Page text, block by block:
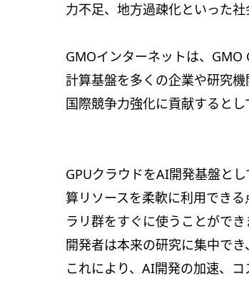
力不足、地方過疎化といった社
GMOインターネットは、
計算基盤を多くの企業や研究
国際競争力強化に貢献するとし
GPUクラウドをAI開発基盤と
算リソースを柔軟に利用でき
ラリ群をすぐに使うことがで
開発者は本来の研究に集中で
これにより、AI開発の加速、コ